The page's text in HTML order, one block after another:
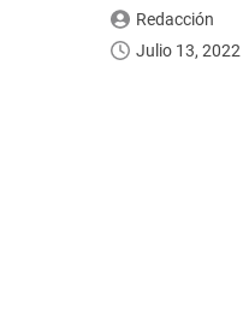
Redacción
Julio 13, 2022